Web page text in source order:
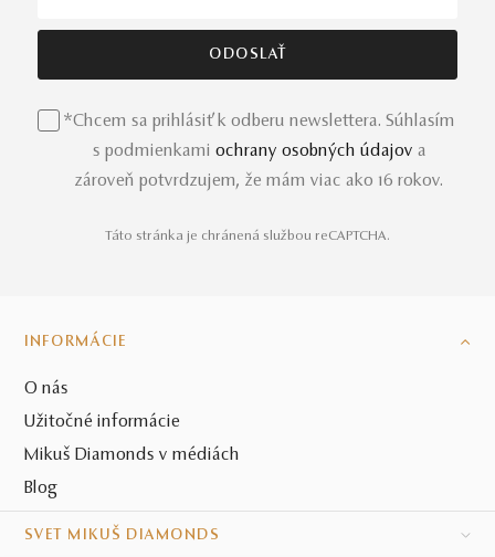
*Chcem sa prihlásiť k odberu newslettera. Súhlasím
s podmienkami ochrany osobných údajov a
zároveň potvrdzujem, že mám viac ako 16 rokov.
Táto stránka je chránená službou reCAPTCHA.
INFORMÁCIE
O nás
Užitočné informácie
Mikuš Diamonds v médiách
Blog
SVET MIKUŠ DIAMONDS